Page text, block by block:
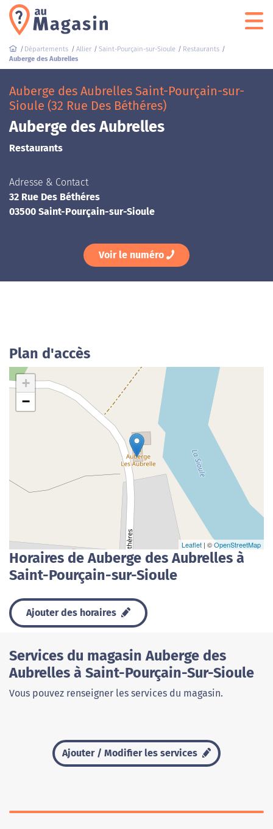
Départements Allier Saint-Pourçain-sur-Sioule
Restaurants
Auberge des Aubrelles
Auberge des Aubrelles Saint-Pourçain-sur-
Sioule (32 Rue Des Béthéres)
Auberge des Aubrelles
Restaurants
Adresse & Contact
32 Rue Des Béthéres
03500 Saint-Pourçain-sur-Sioule
Voir le numéro
Plan d'accès
+
−
Leaflet | ©OpenStreetMap
Horaires de Auberge des Aubrelles à
Saint-Pourçain-sur-Sioule
Ajouter des horaires
Services du magasin Auberge des
Aubrelles à Saint-Pourçain-Sur-Sioule
Vous pouvez renseigner les services du magasin.
Ajouter / Modifier les services